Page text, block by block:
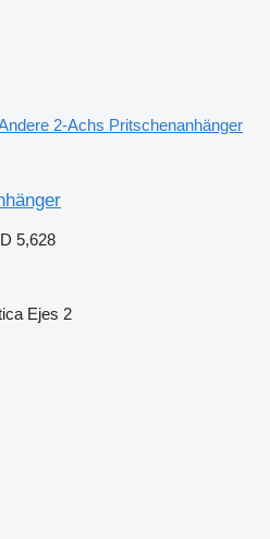
2-Achs Pritschenanhänger
5,628
Ejes 2